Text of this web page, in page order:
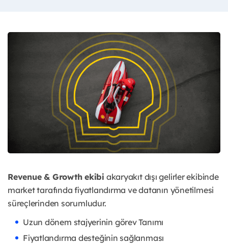
Revenue & Growth ekibi akaryakıt dışı gelirler ekibinde
market tarafında fiyatlandırma ve datanın yönetilmesi
süreçlerinden sorumludur.
Uzun dönem stajyerinin görev Tanımı
Fiyatlandırma desteğinin sağlanması